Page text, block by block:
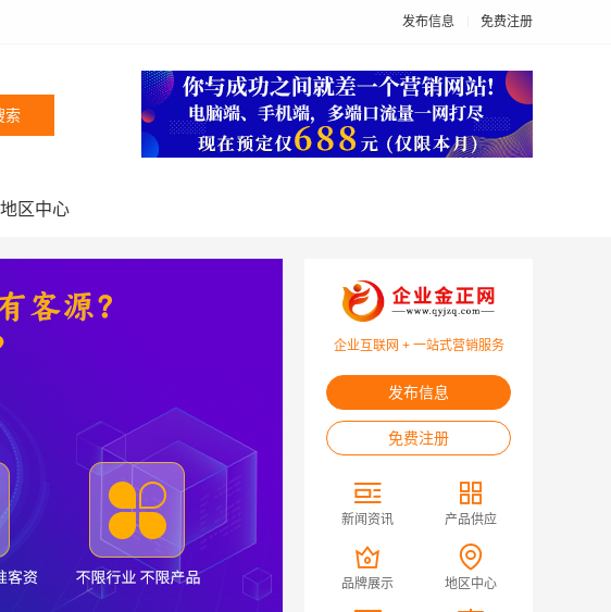
发布信息 免费注册
索
地区中心
企业互联网 + 一站式营销服务
发布信息
免费注册
新闻资讯 产品供应
品牌展示 地区中心